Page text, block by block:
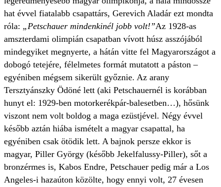
hat évvel fiatalabb csapattárs, Gerevich Aladár ezt mondta
róla: „Petschauer mindenkinél jobb volt!”Az 1928-as
amszterdami olimpián csapatban vívott húsz asszójából
mindegyiket megnyerte, a hátán vitte fel Magyarországot a
dobogó tetejére, félelmetes formát mutatott a páston –
egyéniben mégsem sikerült győznie. Az arany
Tersztyánszky Ödöné lett (aki Petschauernél is korábban
hunyt el: 1929-ben motorkerékpár-balesetben…), hősünk
viszont nem volt boldog a maga ezüstjével. Négy évvel
később aztán hiába ismételt a magyar csapattal, ha
egyéniben csak ötödik lett. A bajnok persze ekkor is
magyar, Piller György (később Jekelfalussy-Piller), sőt a
bronzérmes is, Kabos Endre, Petschauer pedig már a Los
Angeles-i hazaúton közölte, hogy ennyi volt, 27 évesen